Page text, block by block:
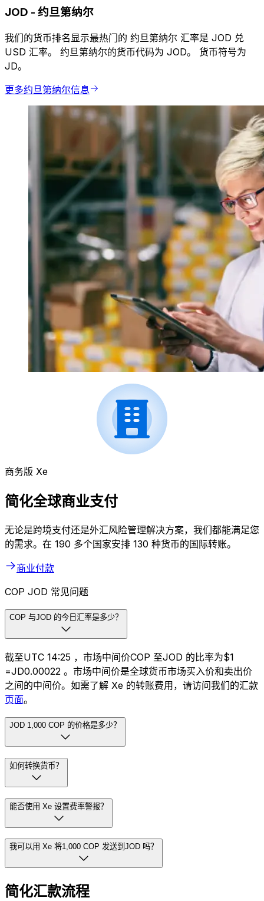
JOD - 约旦第纳尔
我们的货币排名显示最热门的 约旦第纳尔 汇率是 JOD 兑
USD 汇率。 约旦第纳尔的货币代码为 JOD。 货币符号为
JD。
更多约旦第纳尔信息
商务版 Xe
简化全球商业支付
无论是跨境支付还是外汇风险管理解决方案，我们都能满足您
的需求。在 190 多个国家安排 130 种货币的国际转账。
商业付款
COP JOD 常见问题
COP 与JOD 的今日汇率是多少？
截至UTC 14:25 ，市场中间价COP 至JOD 的比率为$1
=JD0.00022 。市场中间价是全球货币市场买入价和卖出价
之间的中间价。如需了解 Xe 的转账费用，请访问我们的汇款
页面。
JOD 1,000 COP 的价格是多少？
如何转换货币？
能否使用 Xe 设置费率警报？
我可以用 Xe 将1,000 COP 发送到JOD 吗？
简化汇款流程